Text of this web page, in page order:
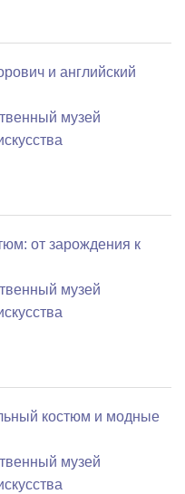
и английский
музей
от зарождения к
музей
костюм и модные
музей